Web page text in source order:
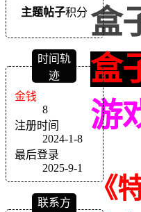
主题帖子积分
时间轨
迹
金钱
8
注册时间
2024-1-8
最后登录
2025-9-1
联系方
盒
盒
游
《